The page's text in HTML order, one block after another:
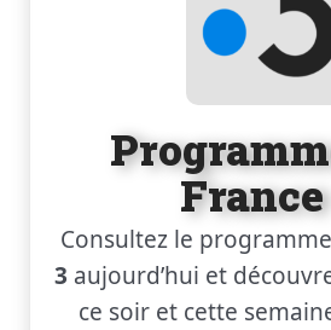
Consultez le
3 aujourd’hui et
ce soir et cette